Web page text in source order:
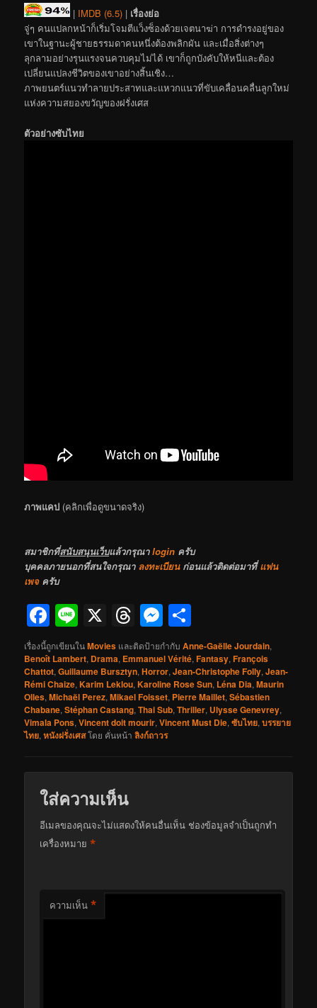
| IMDB (6.5) | เรื่องย่อ
จู่ๆ คนแปลกหน้าก็เริ่มโจมตีแว็งซ็องด้วยเจตนาฆ่า การดำรงอยู่ของ
เขาในฐานะผู้ชายธรรมดาคนหนึ่งต้องพลิกผัน และเมื่อสิ่งต่างๆ
ลุกลามอย่างรุนแรงจนควบคุมไม่ได้ เขาก็ถูกบังคับให้หนีและต้อง
เปลี่ยนแปลงชีวิตของเขาอย่างสิ้นเชิง…
ภาพยนตร์แนวทำลายประสาทและแหวกแนวที่ขับเคลื่อนคลื่นลูกใหม่
แห่งความสยองขวัญของฝรั่งเศส
ตัวอย่างซับไทย
ภาพแคป (คลิกเพื่อดูขนาดจริง)
สมาชิกที่สนับสนุนเว็บแล้วกรุณาlogin ครับ
บุคคลภายนอกที่สนใจกรุณา ลงทะเบียนก่อนแล้วติดต่อมาที่แฟน
เพจครับ
Facebook
Line
X Threads
Messenger
เรื่องนี้ถูกเขียนในMovies และติดป้ายกำกับAnne-Gaëlle Jourdain,
Benoît Lambert, Drama, Emmanuel Vérité,Fantasy,François
Chattot,Guillaume Bursztyn,Horror,Jean-Christophe Folly,Jean-
Rémi Chaize,Karim Leklou,Karoline Rose Sun, Léna Dia,Maurin
Olles,Michaël Perez,Mikael Foisset, Pierre Maillet,Sébastien
Chabane,Stéphan Castang,Thai Sub,Thriller, Ulysse Genevrey,
Vimala Pons,Vincent doit mourir,Vincent Must Die,ซับไทย,บรรยาย
ไทย,หนังฝรั่งเศสโดย คั่นหน้าลิงก์ถาวร
ใส่ความเห็น
อีเมลของคุณจะไม่แสดงให้คนอื่นเห็น ช่องข้อมูลจำเป็นถูกทำ
เครื่องหมาย*
ความเห็น *